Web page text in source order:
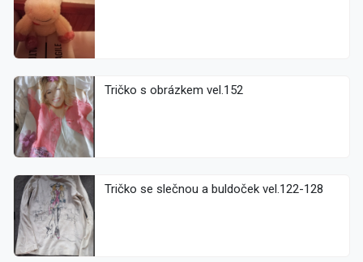
Tričko s obrázkem vel.152
Tričko se slečnou a buldoček vel.122-128